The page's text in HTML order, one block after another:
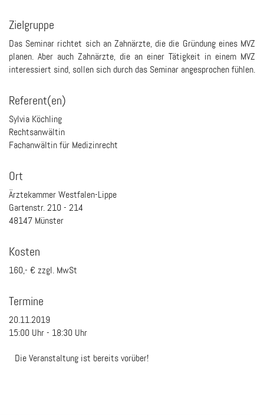
Zielgruppe
Das Seminar richtet sich an Zahnärzte, die die Gründung eines MVZ
planen. Aber auch Zahnärzte, die an einer Tätigkeit in einem MVZ
interessiert sind, sollen sich durch das Seminar angesprochen fühlen.
Referent(en)
Sylvia Köchling
Rechtsanwältin
Fachanwältin für Medizinrecht
Ort
Ärztekammer Westfalen-Lippe
Gartenstr. 210 - 214
48147 Münster
Kosten
160,- € zzgl. MwSt
Termine
20.11.2019
15:00 Uhr - 18:30 Uhr
Die Veranstaltung ist bereits vorüber!